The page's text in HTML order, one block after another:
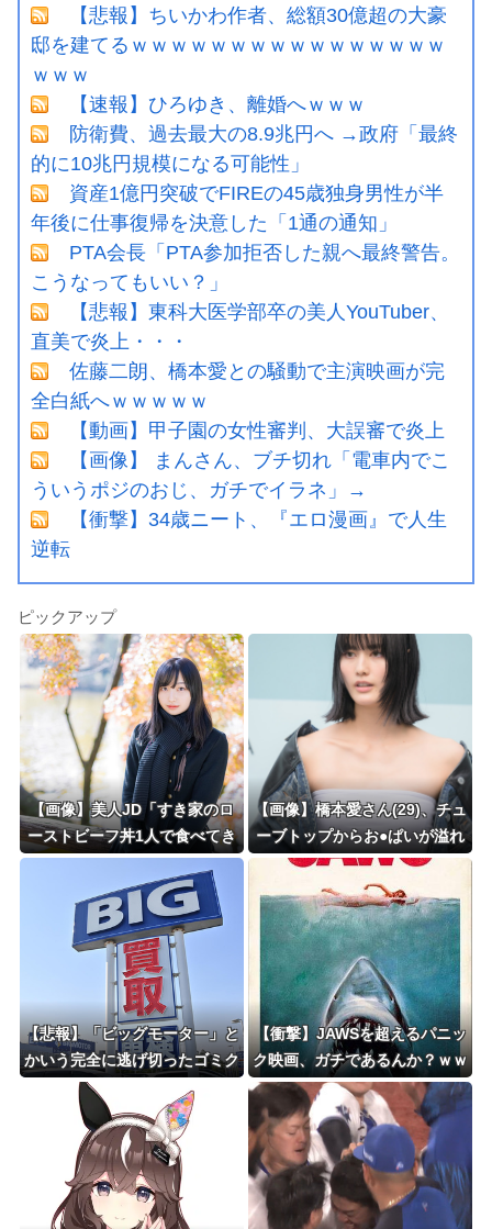
【悲報】ちいかわ作者、総額30億超の大豪
邸を建てるｗｗｗｗｗｗｗｗｗｗｗｗｗｗｗｗ
ｗｗｗ
【速報】ひろゆき、離婚へｗｗｗ
防衛費、過去最大の8.9兆円へ →政府「最終
的に10兆円規模になる可能性」
資産1億円突破でFIREの45歳独身男性が半
年後に仕事復帰を決意した「1通の通知」
PTA会長「PTA参加拒否した親へ最終警告。
こうなってもいい？」
【悲報】東科大医学部卒の美人YouTuber、
直美で炎上・・・
佐藤二朗、橋本愛との騒動で主演映画が完
全白紙へｗｗｗｗｗ
【動画】甲子園の女性審判、大誤審で炎上
【画像】 まんさん、ブチ切れ「電車内でこ
ういうポジのおじ、ガチでイラネ」→
【衝撃】34歳ニート、『エロ漫画』で人生
逆転
ピックアップ
【画像】美人JD「すき家のロ
ーストビーフ丼1人で食べてき
た！」←合成みたいと話題にｗ
ｗｗｗｗｗｗｗ
【画像】橋本愛さん(29)、チュ
ーブトップからお●ぱいが溢れ
そうｗｗｗwｗｗｗｗｗｗｗｗ
❤
【悲報】「ビッグモーター」と
かいう完全に逃げ切ったゴミク
ズｗｗｗｗｗ
【衝撃】JAWSを超えるパニッ
ク映画、ガチであるんか？ｗｗ
ｗｗｗｗｗｗｗｗ